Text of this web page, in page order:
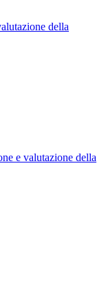
della
e valutazione della